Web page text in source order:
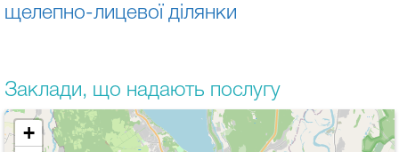
щелепно-лицевої ділянки
Заклади, що надають послугу
+